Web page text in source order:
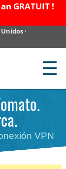
GRATUIT !
Unidos·
☰
VPN